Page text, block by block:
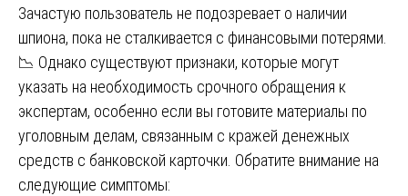
Зачастую пользователь не подозревает о наличии
шпиона, пока не сталкивается с финансовыми потерями.
📉 Однако существуют признаки, которые могут
указать на необходимость срочного обращения к
экспертам, особенно если вы готовите материалы по
уголовным делам, связанным с кражей денежных
средств с банковской карточки. Обратите внимание на
следующие симптомы: